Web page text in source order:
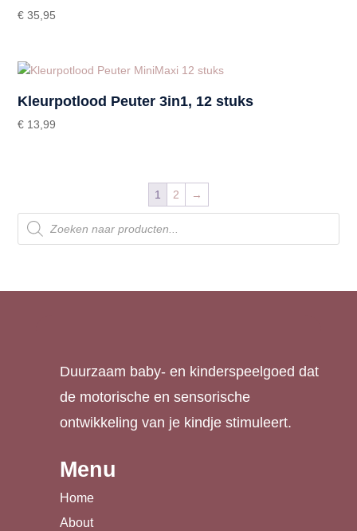
€ 35,95
Kleurpotlood Peuter 3in1, 12 stuks
€ 13,99
1 2
→
Producten
zoeken
Duurzaam baby- en kinderspeelgoed dat
de motorische en sensorische
ontwikkeling van je kindje stimuleert.
Menu
Home
About